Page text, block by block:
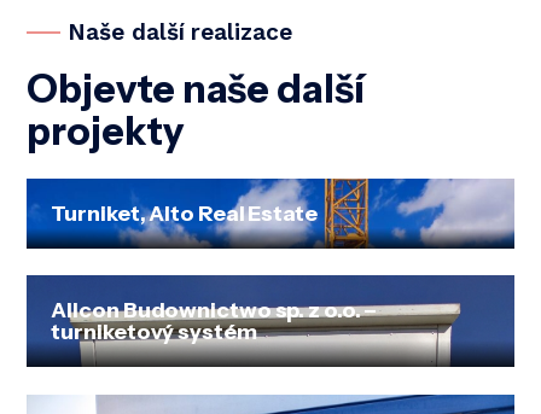
Naše další realizace
Objevte naše další
projekty
Turniket, Alto Real Estate
Allcon Budownictwo sp. z o.o. –
turniketový systém